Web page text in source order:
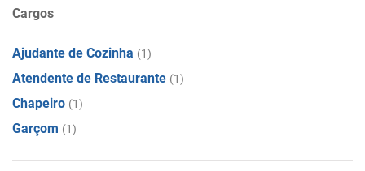
Cargos
Ajudante de Cozinha (1)
Atendente de Restaurante (1)
Chapeiro (1)
Garçom (1)